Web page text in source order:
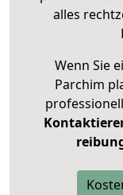
alles
Wenn Sie
Parchim